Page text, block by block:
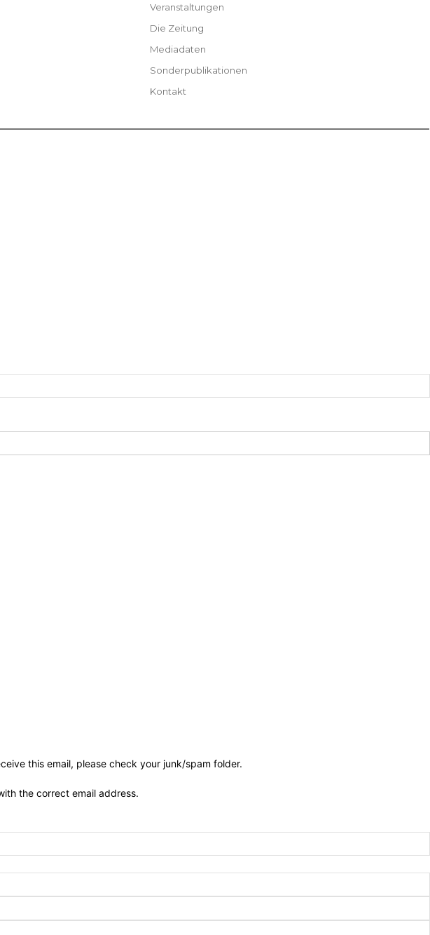
Veranstaltungen
Die Zeitung
Mediadaten
Sonderpublikationen
Kontakt
this email, please check your junk/spam folder.
the correct email address.